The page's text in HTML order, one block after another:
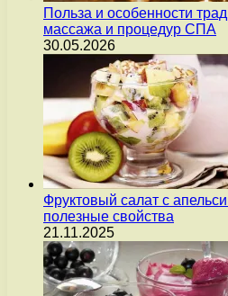
Польза и особенности
массажа и процедур СПА
30.05.2026
Фруктовый салат с
полезные свойства
21.11.2025